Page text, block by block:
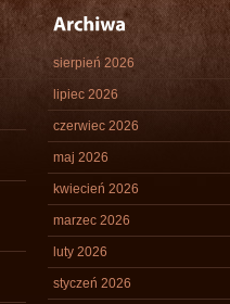
sierpień 2026
lipiec 2026
czerwiec 2026
maj 2026
kwiecień 2026
marzec 2026
luty 2026
styczeń 2026